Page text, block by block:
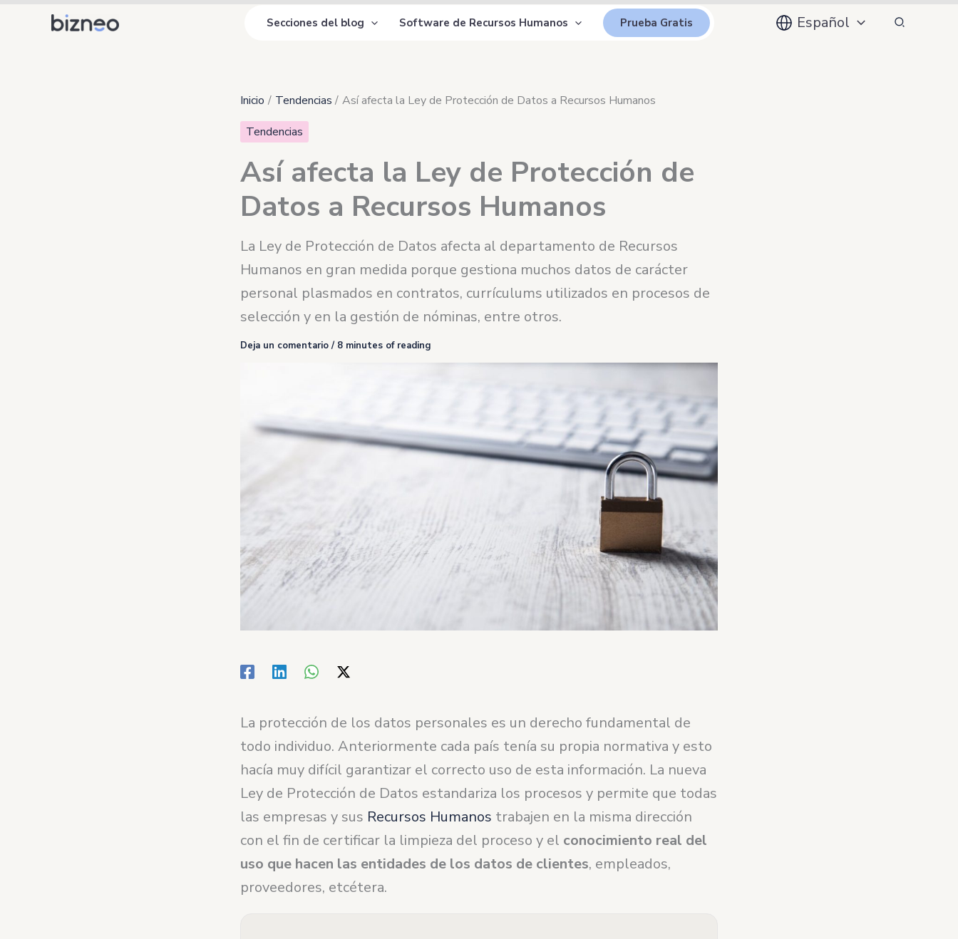
Secciones del blog Software de Recursos Humanos Prueba Gratis Español Buscar
Inicio Tendencias
Así afecta la Ley de Protección de Datos a Recursos Humanos
Tendencias
Así afecta la Ley de Protección de
Datos a Recursos Humanos
La Ley de Protección de Datos afecta al departamento de Recursos
Humanos en gran medida porque gestiona muchos datos de carácter
personal plasmados en contratos, currículums utilizados en procesos de
selección y en la gestión de nóminas, entre otros.
Deja un comentario / 8 minutes of reading
La protección de los datos personales es un derecho fundamental de
todo individuo. Anteriormente cada país tenía su propia normativa y esto
hacía muy difícil garantizar el correcto uso de esta información. La nueva
Ley de Protección de Datos estandariza los procesos y permite que todas
las empresas y sus Recursos Humanos trabajen en la misma dirección
con el fin de certificar la limpieza del proceso y el conocimiento real del
uso que hacen las entidades de los datos de clientes, empleados,
proveedores, etcétera.